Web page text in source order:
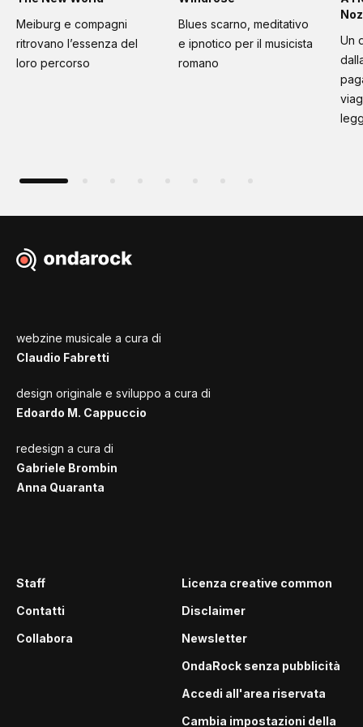
Meiburg e compagni
ritrovano l’essenza del
loro percorso
Blues scarno, meditativo
e ipnotico per il musicista
romano
Noz
Un
webzine musicale a cura di
Claudio Fabretti
design originale e sviluppo a cura di
Edoardo M. Cappuccio
redesign a cura di
Gabriele Brombin
Anna Quaranta
Staff
Contatti
Collabora
Licenza creative common
Disclaimer
Newsletter
OndaRock senza pubblicità
Accedi all'area riservata
Cambia impostazioni della